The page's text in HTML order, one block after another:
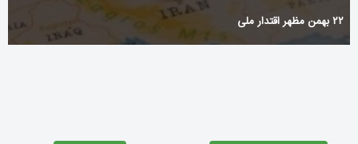
۲۲ بهمن مظهر اقتدار ملی